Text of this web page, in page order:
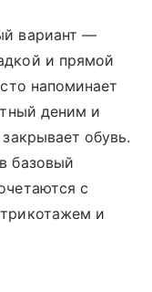
вариант —
и прямой
напоминает
деним и
обувь.
базовый
с
и